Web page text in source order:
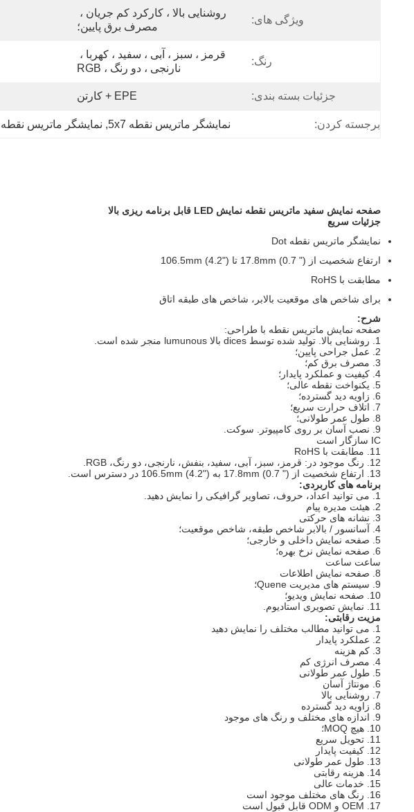
ویژگی های:
مصرف برق پایین؛
رنگ:
نارنجی ، دو رنگ ، RGB
جزئیات بسته بندی: EPE + کارتن
برجسته کردن: نمایشگر ماتریس نقطه 5x7 , نمایشگر ماتریس نقطه 5x7
صفحه نمایش سفید ماتریس نقطه نمایش LED قابل برنامه ریزی بالا
جزئیات سریع
نمایشگر ماتریس نقطه Dot
ارتفاع شخصیت از 17.8mm (0.7 ") تا 106.5mm (4.2")
مطابقت با RoHS
برای شاخص های موقعیت بالابر، شاخص های طبقه اتاق
شرح:
صفحه نمایش ماتریس نقطه با طراحی:
1. روشنایی بالا.
تولید شده توسط dices بالا lumunous منجر شده است.
2. عمل جراحی پایین؛
3. مصرف برق کم؛
4. کیفیت و عملکرد پایدار؛
5. یکنواخت نقطه عالی؛
6. زاویه دید گسترده؛
7. اتلاف حرارت سریع؛
8. طول عمر طولانی؛
9. نصب آسان بر روی کامپیوتر. سوکت.
IC سازگار است
11. مطابقت با RoHS
12. رنگ موجود در: قرمز، سبز، آبی، سفید، بنفش، نارنجی، دو رنگ، RGB.
13. ارتفاع شخصیت از 17.8mm (0.7 ") به 106.5mm (4.2") در دسترس است.
برنامه های کاربردی:
1. می توانید اعداد، حروف، تصاویر گرافیکی را نمایش دهید.
2. هیئت مدیره پیام
3. نشانه های حرکتی
4. آسانسور / بالابر شاخص طبقه، شاخص موقعیت؛
5. صفحه نمایش داخلی و خارجی؛
6. صفحه نمایش نرخ بهره؛
ساعت ساعت
8. صفحه نمایش اطلاعات
9. سیستم های مدیریت Quene؛
10. صفحه نمایش ویدیو؛
11. نمایش تصویری استادیوم.
مزیت رقابتی:
1. می توانید مطالب مختلف را نمایش دهید
2. عملکرد پایدار
3. کم هزینه
4. مصرف انرژی کم
5. طول عمر طولانی
6. مونتاژ آسان
7. روشنایی بالا
8. زاویه دید گسترده
9. اندازه های مختلف و رنگ های موجود
10. هیچ MOQ؛
11. تحویل سریع
12. کیفیت پایدار
13. طول عمر طولانی
14. هزینه رقابتی
15. خدمات عالی
16. رنگ های مختلف موجود است
17. OEM و ODM قابل قبول است